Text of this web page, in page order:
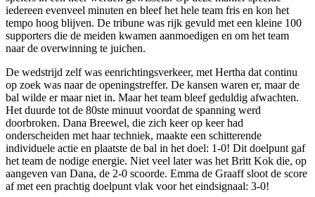
iedereen evenveel minuten en bleef het hele team fris en kon het
tempo hoog blijven. De tribune was rijk gevuld met een kleine 100
supporters die de meiden kwamen aanmoedigen en om het team
naar de overwinning te juichen.
De wedstrijd zelf was eenrichtingsverkeer, met Hertha dat continu
op zoek was naar de openingstreffer. De kansen waren er, maar de
bal wilde er maar niet in. Maar het team bleef geduldig afwachten.
Het duurde tot de 80ste minuut voordat de spanning werd
doorbroken. Dana Breewel, die zich keer op keer had
onderscheiden met haar techniek, maakte een schitterende
individuele actie en plaatste de bal in het doel: 1-0! Dit doelpunt gaf
het team de nodige energie. Niet veel later was het Britt Kok die, op
aangeven van Dana, de 2-0 scoorde. Emma de Graaff sloot de score
af met een prachtig doelpunt vlak voor het eindsignaal: 3-0!